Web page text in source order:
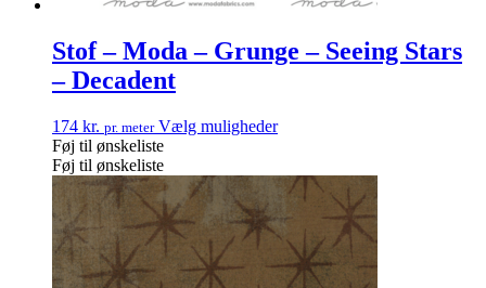
Stof – Moda – Grunge – Seeing Stars
– Decadent
174 kr. pr. meter Vælg muligheder
Føj til ønskeliste
Føj til ønskeliste